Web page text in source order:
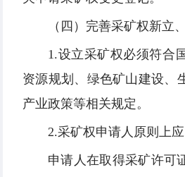
（四）完善采矿权新立
1.设立采矿权必须符合
资源规划、绿色矿山建设、
产业政策等相关规定。
2.采矿权申请人原则上应
申请人在取得采矿许可